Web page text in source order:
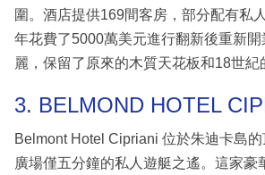
圍。酒店提供169間客房，部分配有私
年花費了5000萬美元進行翻新後重新
麗，保留了原來的木質天花板和18世紀
3. BELMOND HOTEL
Belmont Hotel Cipriani 位於朱迪卡島
廣場僅五分鐘的私人遊艇之遙。這家豪